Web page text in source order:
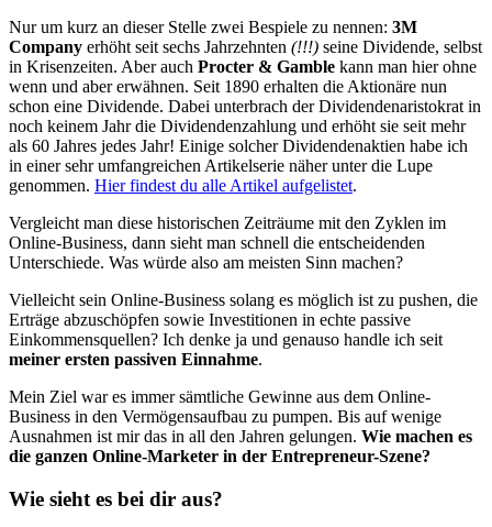
Nur um kurz an dieser Stelle zwei Bespiele zu nennen: 3M
Company erhöht seit sechs Jahrzehnten (!!!) seine Dividende, selbst
in Krisenzeiten. Aber auch Procter & Gamble kann man hier ohne
wenn und aber erwähnen. Seit 1890 erhalten die Aktionäre nun
schon eine Dividende. Dabei unterbrach der Dividendenaristokrat in
noch keinem Jahr die Dividendenzahlung und erhöht sie seit mehr
als 60 Jahres jedes Jahr! Einige solcher Dividendenaktien habe ich
in einer sehr umfangreichen Artikelserie näher unter die Lupe
genommen. Hier findest du alle Artikel aufgelistet.
Vergleicht man diese historischen Zeiträume mit den Zyklen im
Online-Business, dann sieht man schnell die entscheidenden
Unterschiede. Was würde also am meisten Sinn machen?
Vielleicht sein Online-Business solang es möglich ist zu pushen, die
Erträge abzuschöpfen sowie Investitionen in echte passive
Einkommensquellen? Ich denke ja und genauso handle ich seit
meiner ersten passiven Einnahme.
Mein Ziel war es immer sämtliche Gewinne aus dem Online-
Business in den Vermögensaufbau zu pumpen. Bis auf wenige
Ausnahmen ist mir das in all den Jahren gelungen. Wie machen es
die ganzen Online-Marketer in der Entrepreneur-Szene?
Wie sieht es bei dir aus?